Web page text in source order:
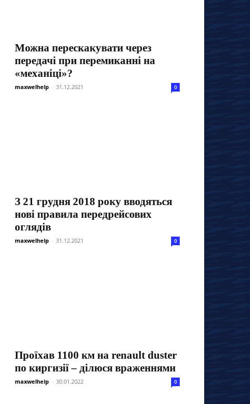
Можна перескакувати через
передачі при перемиканні на
«механіці»?
maxwelhelp - 31.12.2021 0
З 21 грудня 2018 року вводяться
нові правила передрейсових
оглядів
maxwelhelp - 31.12.2021 0
Проїхав 1100 км на renault duster
по киргизії – ділюся враженнями
maxwelhelp - 30.01.2022 0